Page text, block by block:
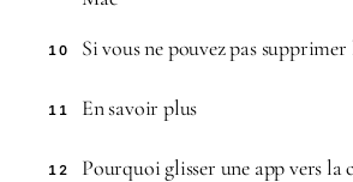
10 Si vous ne pouvez pas supprimer
11 En savoir plus
12
Pourquoi glisser une app vers la